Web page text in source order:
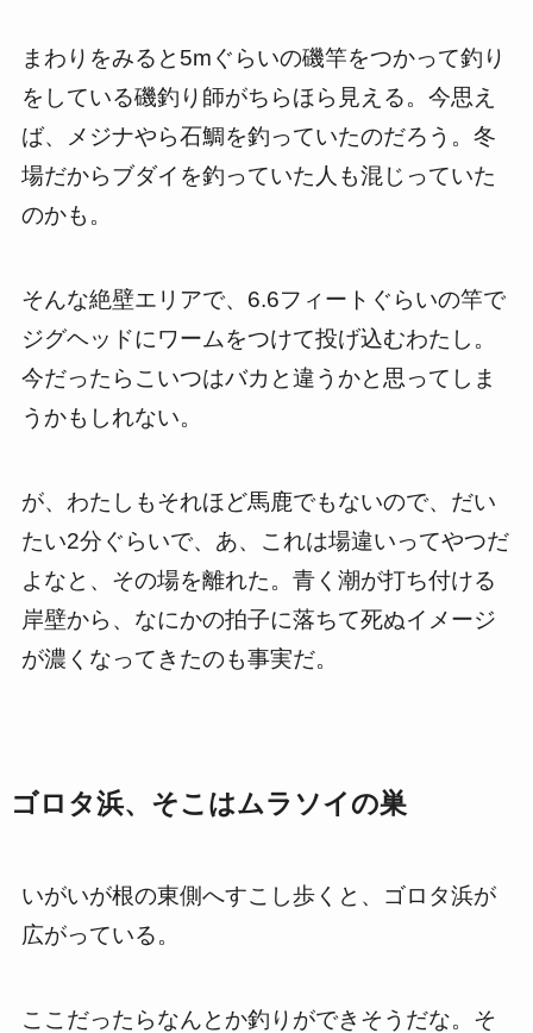
まわりをみると5mぐらいの磯竿をつかって釣り
をしている磯釣り師がちらほら見える。今思え
ば、メジナやら石鯛を釣っていたのだろう。冬
場だからブダイを釣っていた人も混じっていた
のかも。
そんな絶壁エリアで、6.6フィートぐらいの竿で
ジグヘッドにワームをつけて投げ込むわたし。
今だったらこいつはバカと違うかと思ってしま
うかもしれない。
が、わたしもそれほど馬鹿でもないので、だい
たい2分ぐらいで、あ、これは場違いってやつだ
よなと、その場を離れた。青く潮が打ち付ける
岸壁から、なにかの拍子に落ちて死ぬイメージ
が濃くなってきたのも事実だ。
ゴロタ浜、そこはムラソイの巣
いがいが根の東側へすこし歩くと、ゴロタ浜が
広がっている。
ここだったらなんとか釣りができそうだな。そ